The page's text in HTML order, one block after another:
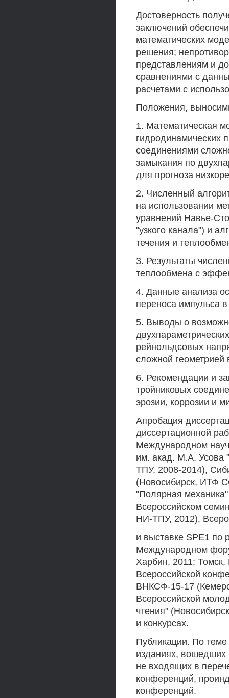
Достоверность
заключений
математических
решения;
представлениям и
сравнениями с
расчетами с
Положения,
1. Математическая
гидродинамических
соединениями
замыкания по
для прогноза
2. Численный
на использовании
уравнений Навье-
"узкого канала") и
течения и
3. Результаты
теплообмена с
4. Данные анализа
переноса импульса
5. Выводы о
рейнольдсовых
сложной геометрией
6. Рекомендации и
тройниковых
эрозии, коррозии и
Апробация
диссертационной
Международном
им. акад. М.А. Усова
ТПУ, 2008-2014),
(Новосибирск, ИТФ
"Полярная
Всероссийском
НИ-ТПУ, 2012),
и выставке SPE1 по
Международном
Харбин, 2011;
Всероссийской
ВНКСФ-15-17
Всероссийской
чтения"
и конкурсах.
Публикации. По теме
изданиях, вошедших
не входящих в
конференций,
конференций.